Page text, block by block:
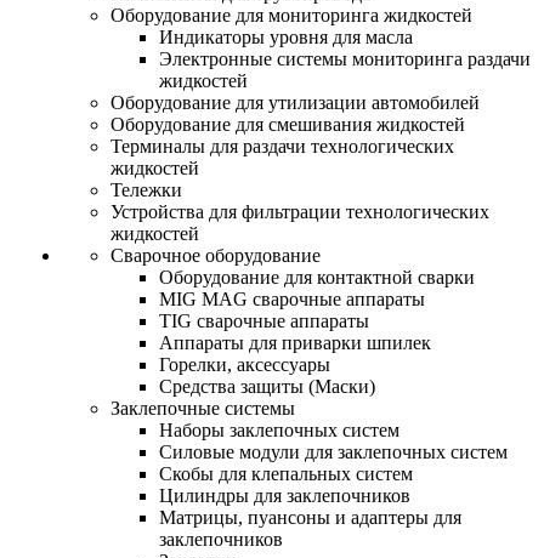
Оборудование для мониторинга жидкостей
Индикаторы уровня для масла
Электронные системы мониторинга раздачи
жидкостей
Оборудование для утилизации автомобилей
Оборудование для смешивания жидкостей
Терминалы для раздачи технологических
жидкостей
Тележки
Устройства для фильтрации технологических
жидкостей
Сварочное оборудование
Оборудование для контактной сварки
MIG MAG сварочные аппараты
TIG сварочные аппараты
Аппараты для приварки шпилек
Горелки, аксессуары
Средства защиты (Маски)
Заклепочные системы
Наборы заклепочных систем
Силовые модули для заклепочных систем
Скобы для клепальных систем
Цилиндры для заклепочников
Матрицы, пуансоны и адаптеры для
заклепочников